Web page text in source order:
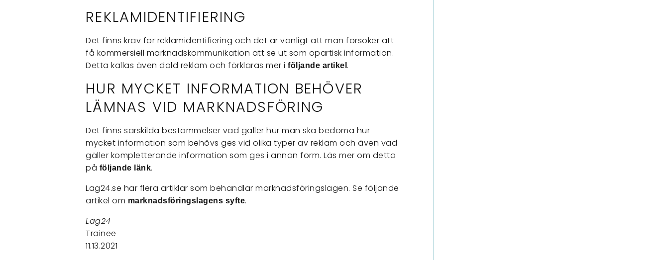
REKLAMIDENTIFIERING
Det finns krav för reklamidentifiering och det är vanligt att man försöker att
få kommersiell marknadskommunikation att se ut som opartisk information.
Detta kallas även dold reklam och förklaras mer i följande artikel .
HUR MYCKET INFORMATION BEHÖVER
LÄMNAS VID MARKNADSFÖRING
Det finns särskilda bestämmelser vad gäller hur man ska bedöma hur
mycket information som behövs ges vid olika typer av reklam och även vad
gäller kompletterande information som ges i annan form. Läs mer om detta
på följande länk.
Lag24.se har flera artiklar som behandlar marknadsföringslagen. Se följande
artikel om marknadsföringslagens syfte.
Lag24
Trainee
11.13.2021